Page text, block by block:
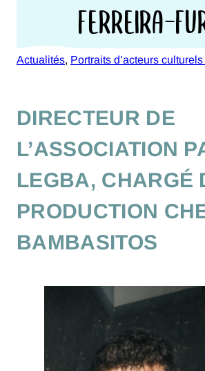
FERREIRA-
Actualités, Portraits d’acteurs
DIRECTEUR DE
L’ASSOCIATION
LEGBA, CHARGÉ
PRODUCTION
BAMBASITOS